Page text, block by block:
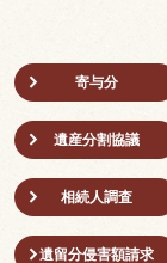
寄与分
遺産分割協議
相続人調査
遺留分侵害額請求